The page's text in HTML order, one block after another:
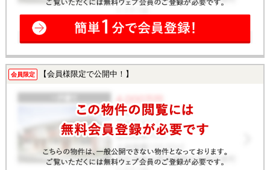
会員限定 【会員様限定で公開中！】